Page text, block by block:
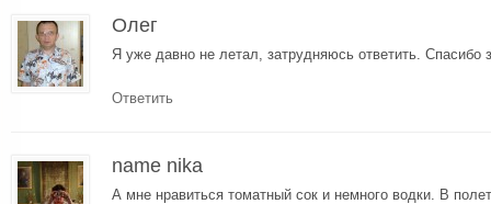
Олег
Я уже давно не летал, затрудняюсь ответить. Спасибо
Ответить
name nika
А мне нравиться томатный сок и немного водки. В